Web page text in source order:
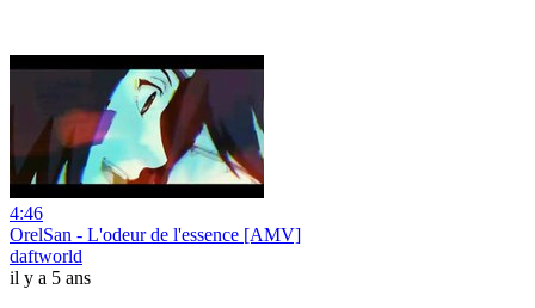
4:46
OrelSan - L'odeur de l'essence [AMV]
daftworld
il y a 5 ans